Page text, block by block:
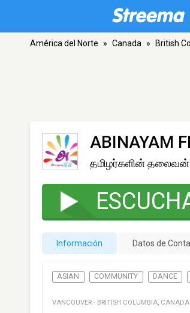
América del Norte » Canada » British
ABINAYAM
தமிழர்களின் தலைவன்
Información Datos de
ASIAN COMMUNITY DANCE
VANCOUVER · BRITISH COLUMBIA, CANADA